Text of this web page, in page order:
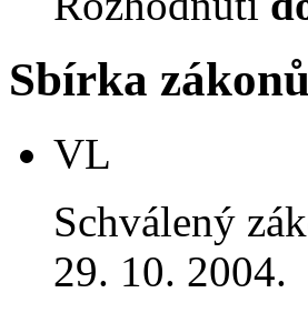
Sbírka zákonů
VL
Schválený
29. 10. 2004.